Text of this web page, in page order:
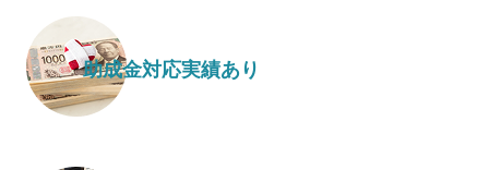
助成金対応実績あり